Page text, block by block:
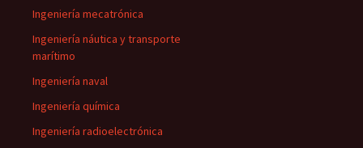
Ingeniería mecatrónica
Ingeniería náutica y transporte
marítimo
Ingeniería naval
Ingeniería química
Ingeniería radioelectrónica